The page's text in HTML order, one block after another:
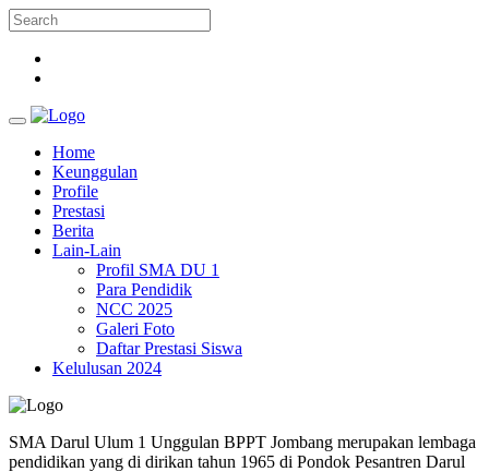
Home
Keunggulan
Profile
Prestasi
Berita
Lain-Lain
Profil SMA DU 1
Para Pendidik
NCC 2025
Galeri Foto
Daftar Prestasi Siswa
Kelulusan 2024
SMA Darul Ulum 1 Unggulan BPPT Jombang merupakan lembaga
pendidikan yang di dirikan tahun 1965 di Pondok Pesantren Darul